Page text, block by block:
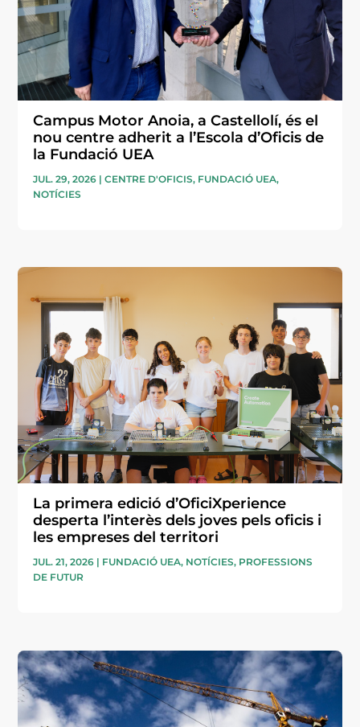
Campus Motor Anoia, a Castellolí, és el
nou centre adherit a l’Escola d’Oficis de
la Fundació UEA
JUL. 29, 2026 |CENTRE D'OFICIS, FUNDACIÓ UEA,
NOTÍCIES
La primera edició d’OficiXperience
desperta l’interès dels joves pels oficis i
les empreses del territori
JUL. 21, 2026 | FUNDACIÓ UEA, NOTÍCIES, PROFESSIONS
DE FUTUR